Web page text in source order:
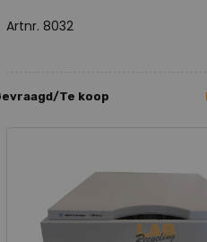
Artnr. 8032
Te koop